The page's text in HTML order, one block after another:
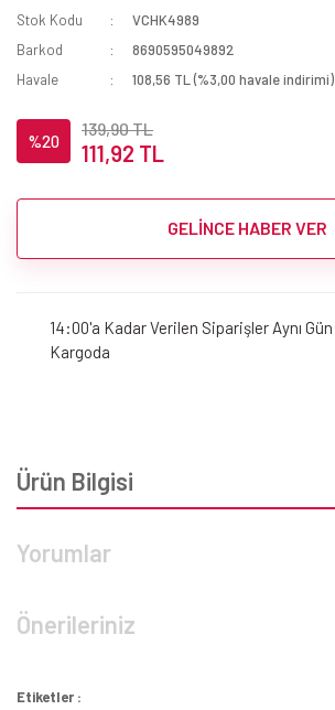
Stok Kodu
VCHK4989
Barkod
8690595049892
Havale
108,56 TL (%3,00 havale indirimi)
%20
139,90 TL
111,92 TL
GELİNCE HABER VER
14:00'a Kadar Verilen Siparişler Aynı Gün
Kargoda
Ürün Bilgisi
Yorumlar
Önerileriniz
Etiketler :